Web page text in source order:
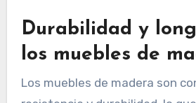
Durabilidad y
los muebles de
Los muebles de madera son